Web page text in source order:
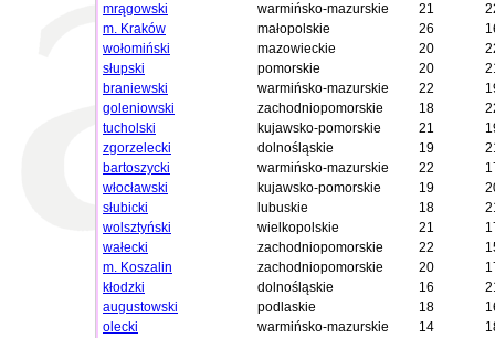
mrągowski
warmińsko-mazurskie 21
m. Kraków
małopolskie 26
wołomiński
mazowieckie 20
słupski
pomorskie 20
braniewski
warmińsko-mazurskie 22
goleniowski
zachodniopomorskie 18
tucholski
kujawsko-pomorskie 21
zgorzelecki
dolnośląskie 19
bartoszycki
warmińsko-mazurskie 22
włocławski
kujawsko-pomorskie 19
słubicki
lubuskie 18
wolsztyński
wielkopolskie 21
wałecki
zachodniopomorskie 22
m. Koszalin
zachodniopomorskie 20
kłodzki
dolnośląskie 16
augustowski
podlaskie 18
olecki
warmińsko-mazurskie 14